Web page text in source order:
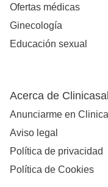
Ofertas médicas
Ginecología
Educación sexual
Acerca de
Anunciarme en
Aviso legal
Política de privacidad
Política de Cookies